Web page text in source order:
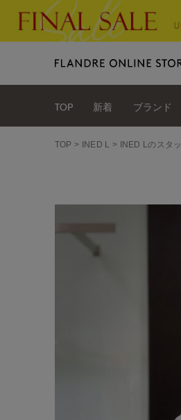
TOP 新着 ブランド
TOP INED L INED Lのスタ